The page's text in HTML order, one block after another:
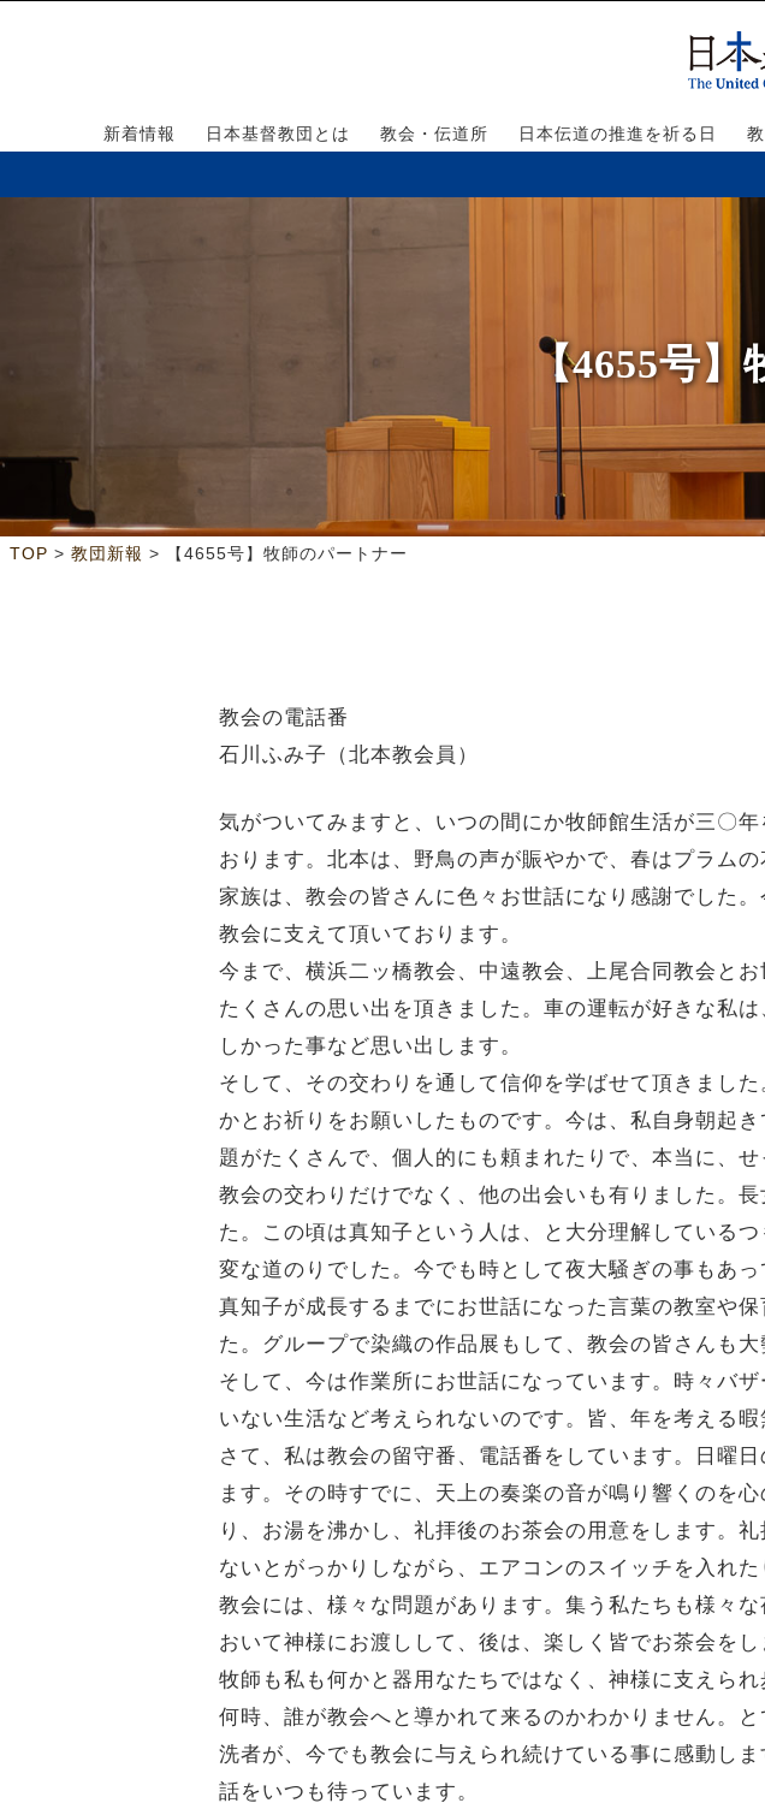
新着情報 日本基督教団とは 教会・伝道所 日本伝道の推進を祈る日
【4655号
TOP > 教団新報 > 【4655号】牧師のパートナー
教会の電話番
石川ふみ子（北本教会員）
気がついてみますと、いつの間にか牧師館生活が三〇
おります。北本は、野鳥の声が賑やかで、春はプラム
家族は、教会の皆さんに色々お世話になり感謝でした
教会に支えて頂いております。
今まで、横浜二ッ橋教会、中遠教会、上尾合同教会と
たくさんの思い出を頂きました。車の運転が好きな私
しかった事など思い出します。
そして、その交わりを通して信仰を学ばせて頂きまし
かとお祈りをお願いしたものです。今は、私自身朝起
題がたくさんで、個人的にも頼まれたりで、本当に、
教会の交わりだけでなく、他の出会いも有りました。
た。この頃は真知子という人は、と大分理解している
変な道のりでした。今でも時として夜大騒ぎの事もあっ
真知子が成長するまでにお世話になった言葉の教室や
た。グループで染織の作品展もして、教会の皆さんも
そして、今は作業所にお世話になっています。時々バ
いない生活など考えられないのです。皆、年を考える
さて、私は教会の留守番、電話番をしています。日曜
ます。その時すでに、天上の奏楽の音が鳴り響くのを
り、お湯を沸かし、礼拝後のお茶会の用意をします。
ないとがっかりしながら、エアコンのスイッチを入れた
教会には、様々な問題があります。集う私たちも様々
おいて神様にお渡しして、後は、楽しく皆でお茶会を
牧師も私も何かと器用なたちではなく、神様に支えられ
何時、誰が教会へと導かれて来るのかわかりません。
洗者が、今でも教会に与えられ続けている事に感動し
話をいつも待っています。